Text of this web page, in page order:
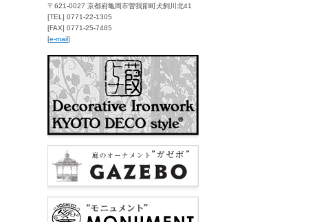
〒621-0027 京都府亀岡市曽我部町犬飼川北41
[TEL] 0771-22-1305
[FAX] 0771-25-7485
[e-mail]